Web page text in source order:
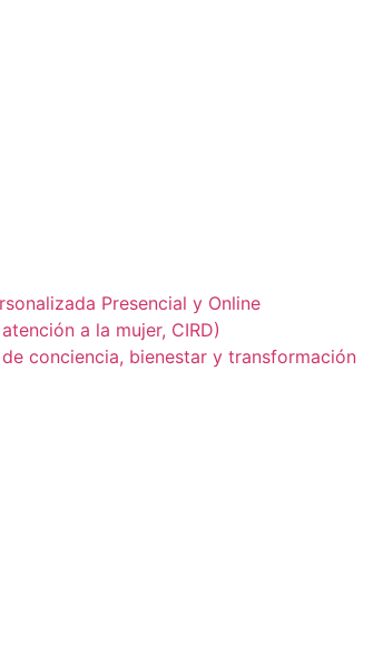
Presencial y Online
a la mujer, CIRD)
conciencia, bienestar y transformación